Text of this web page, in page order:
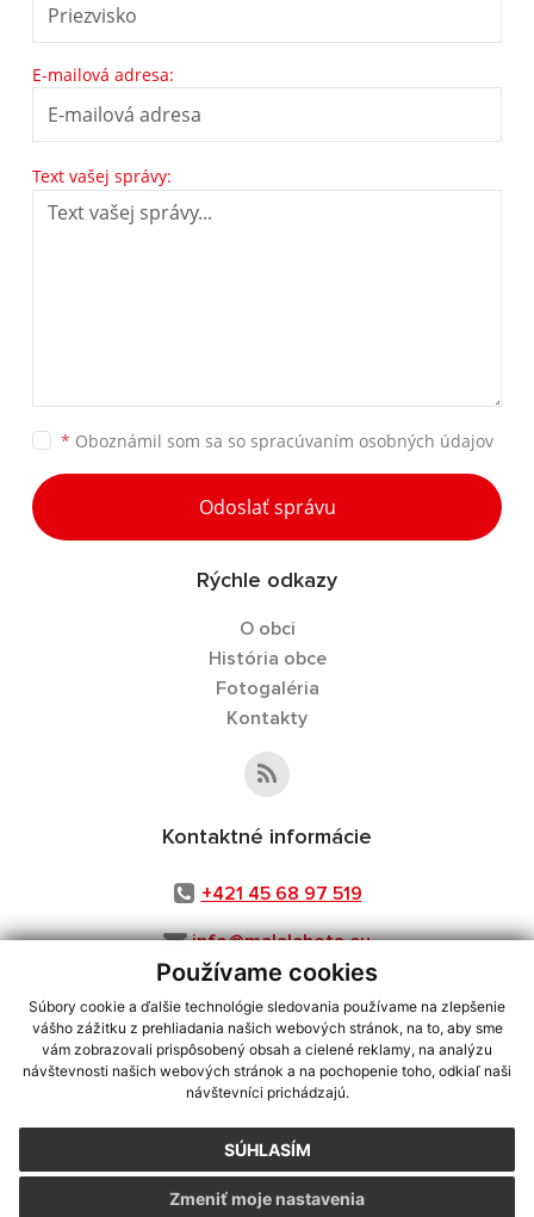
Používame cookies
Súbory cookie a ďalšie technológie sledovania používame na zlepšenie
vášho zážitku z prehliadania našich webových stránok, na to, aby sme
vám zobrazovali prispôsobený obsah a cielené reklamy, na analýzu
návštevnosti našich webových stránok a na pochopenie toho, odkiaľ naši
návštevníci prichádzajú.
SÚHLASÍM
Zmeniť moje nastavenia
E-mailová adresa:
Text vašej správy:
* Oboznámil som sa so spracúvaním osobných údajov
Odoslať správu
Rýchle odkazy
O obci
História obce
Fotogaléria
Kontakty
Kontaktné informácie
+421 45 68 97 519
info@malalehota.eu
využite možnosť získavania aktuálnych informácií s využitím RSS
CMS systém (redakčný) systém ECHELON 2,Mapa stránok,web portál
webex.digital, s.r.o.,domény,registrácia domény
Posledná aktualizácia:05.08.2026
Vytlačiť stránku|Vyhlásenie o prístupnosti